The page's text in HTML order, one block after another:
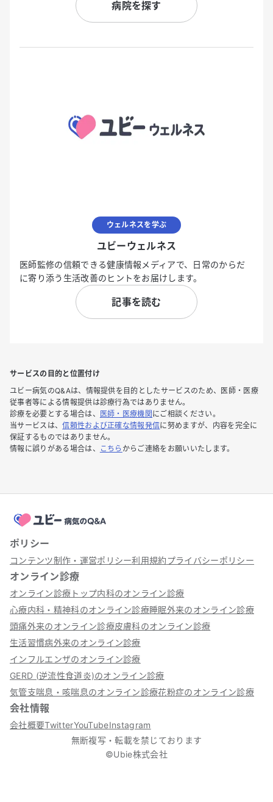
病院を探す
ウェルネスを学ぶ
ユビーウェルネス
医師監修の信頼できる健康情報メディアで、日常のからだ
に寄り添う生活改善のヒントをお届けします。
記事を読む
サービスの目的と位置付け
ユビー病気のQ&Aは、情報提供を目的としたサービスのため、医師・医療
従事者等による情報提供は診療行為ではありません。
診療を必要とする場合は、
医師・医療機関 にご相談ください。
当サービスは、信頼性および正確な情報発信に努めますが、内容を完全に
保証するものではありません。
情報に誤りがある場合は、
こちら からご連絡をお願いいたします。
ポリシー
コンテンツ制作・運営ポリシー利用規約プライバシーポリシー
オンライン診療
オンライン診療トップ内科のオンライン診療
心療内科・精神科のオンライン診療睡眠外来のオンライン診療
頭痛外来のオンライン診療皮膚科のオンライン診療
生活習慣病外来のオンライン診療
インフルエンザのオンライン診療
GERD (逆流性食道炎)のオンライン診療
気管支喘息・咳喘息のオンライン診療花粉症のオンライン診療
会社情報
会社概要TwitterYouTubeInstagram
無断複写・転載を禁じております
©Ubie株式会社